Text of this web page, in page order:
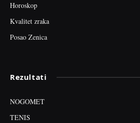
Horoskop
Kvalitet zraka
Posao Zenica
Rezultati
NOGOMET
TENIS